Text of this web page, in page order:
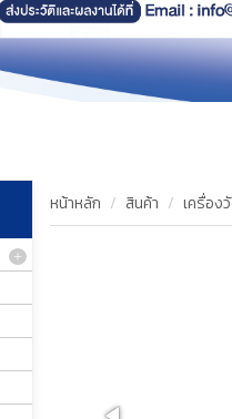
หน้าหลัก สินค้า เครื่อง